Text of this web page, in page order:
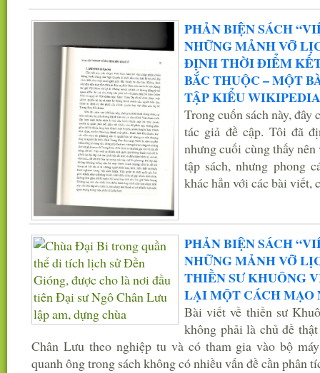
PHẢN BIỆN SÁCH
NHỮNG MẢNH VỠ
ĐỊNH THỜI ĐIỂM
BẮC THUỘC – MỘT
TẬP KIỂU
Trong cuốn sách này, đây
tác giả đề cập. Tôi đã
nhưng cuối cùng thấy
tập sách, nhưng phong
khác hẳn với các bài viết,
PHẢN BIỆN SÁCH
NHỮNG MẢNH VỠ
THIỀN SƯ KHUÔNG
LẠI MỘT CÁCH MẠO
Bài viết về thiền sư
không phải là chủ đề
Chân Lưu theo nghiệp tu và có tham gia vào bộ
quanh ông trong sách không có nhiều vấn đề cần phân